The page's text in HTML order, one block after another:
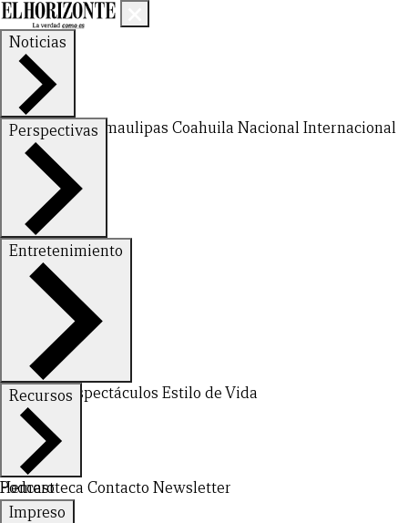
Noticias
Nuevo LeónTamaulipas Coahuila NacionalInternacional
Perspectivas
FinanzasOpinión
Entretenimiento
DeportesEspectáculos Estilo de Vida
Recursos
Hemeroteca Contacto Newsletter
Podcast
Impreso